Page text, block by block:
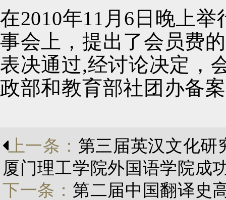
在2010年11 月 6 日晚上
事会上，提出了会员费
表决通过,经讨论决定，
政部和教育部社团办备案
上一条： 第三届英汉文化研
厦门理工学院外国语学院成
下一条： 第二届中国翻译史